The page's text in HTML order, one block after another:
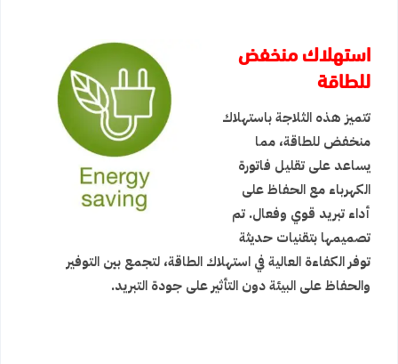
استهلاك منخفض
للطاقة
تتميز هذه الثلاجة باستهلاك
منخفض للطاقة، مما
يساعد على تقليل فاتورة
الكهرباء مع الحفاظ على
أداء تبريد قوي وفعال. تم
تصميمها بتقنيات حديثة
توفر الكفاءة العالية في استهلاك الطاقة، لتجمع بين التوفير
والحفاظ على البيئة دون التأثير على جودة التبريد.